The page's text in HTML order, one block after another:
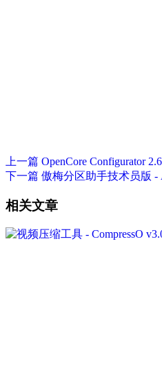
上一篇 OpenCore Configurator
下一篇 傲梅分区助手技术员版 -
相关文章